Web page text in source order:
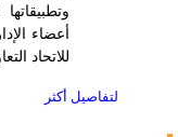
أعضاء
للاتحاد
لتفاصيل أكثر